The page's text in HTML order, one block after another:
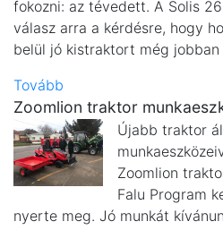
fokozni: az tévedett. A Solis
válasz arra a kérdésre, hogy
belül jó kistraktort még
Tovább
Zoomlion traktor
Újabb traktor
Zoomlion
Falu Program
nyerte meg. Jó munkát